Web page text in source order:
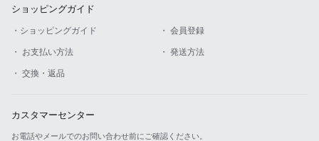
ショッピングガイド
・ショッピングガイド ・ 会員登録
・ お支払い方法 ・ 発送方法
・ 交換・返品
カスタマーセンター
お電話やメールでのお問い合わせ前にご確認ください。